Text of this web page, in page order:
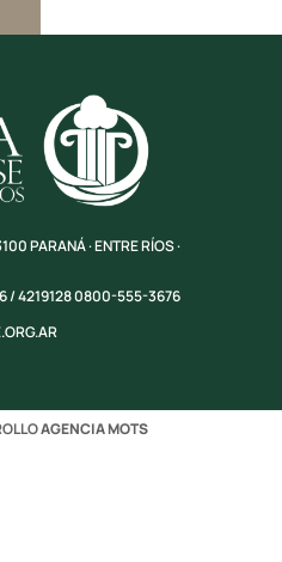
PARANÁ · ENTRE RÍOS ·
/ 4219128 0800-555-3676
AGENCIA MOTS